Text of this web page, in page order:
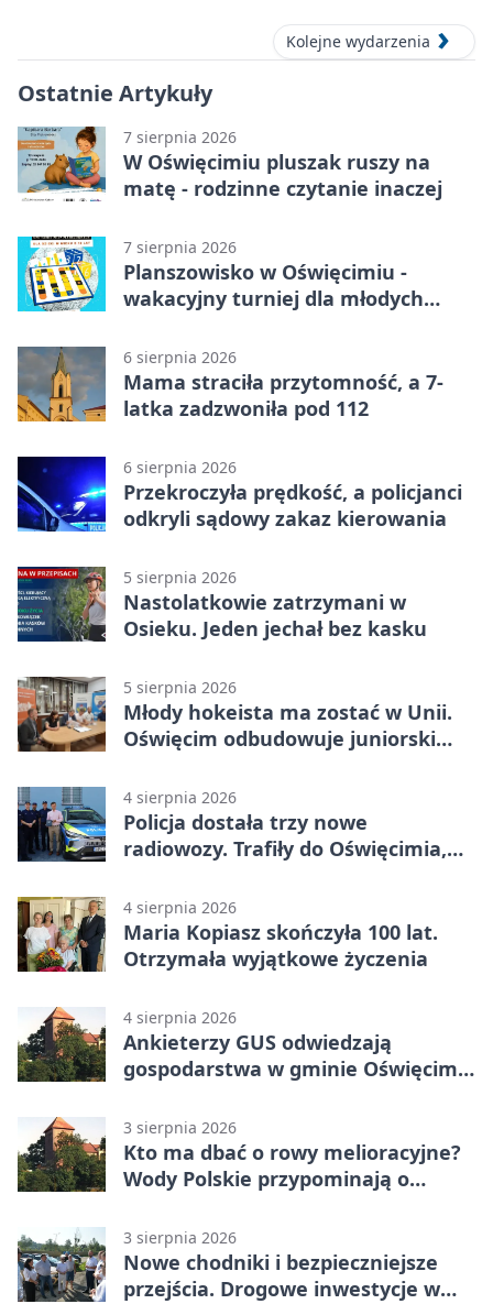
Kolejne wydarzenia
Ostatnie Artykuły
7 sierpnia 2026
W Oświęcimiu pluszak ruszy na
matę - rodzinne czytanie inaczej
7 sierpnia 2026
Planszowisko w Oświęcimiu -
wakacyjny turniej dla młodych
6 sierpnia 2026
Mama straciła przytomność, a 7-
latka zadzwoniła pod 112
6 sierpnia 2026
Przekroczyła prędkość, a policjanci
odkryli sądowy zakaz kierowania
5 sierpnia 2026
Nastolatkowie zatrzymani w
Osieku. Jeden jechał bez kasku
5 sierpnia 2026
Młody hokeista ma zostać w Unii.
Oświęcim odbudowuje juniorski
4 sierpnia 2026
Policja dostała trzy nowe
radiowozy. Trafiły do Oświęcimia,
4 sierpnia 2026
Maria Kopiasz skończyła 100 lat.
Otrzymała wyjątkowe życzenia
4 sierpnia 2026
Ankieterzy GUS odwiedzają
gospodarstwa w gminie Oświęcim.
3 sierpnia 2026
Kto ma dbać o rowy melioracyjne?
Wody Polskie przypominają o
3 sierpnia 2026
Nowe chodniki i bezpieczniejsze
przejścia. Drogowe inwestycje w